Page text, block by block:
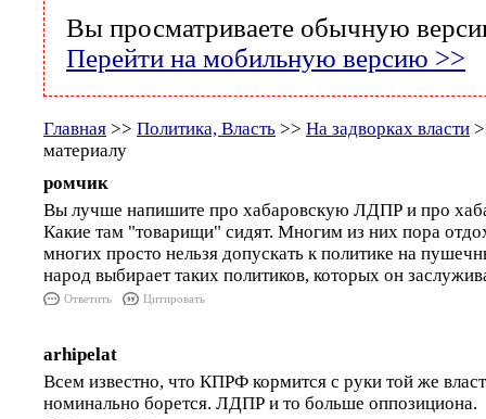
Вы просматриваете обычную
Перейти на мобильную версию >>
Главная >> Политика, Власть >> На задворках власти
материалу
ромчик
Вы лучше напишите про хабаровскую ЛДПР и про
Какие там "товарищи" сидят. Многим из них пора
многих просто нельзя допускать к политике на
народ выбирает таких политиков, которых он
Ответить Цитировать
arhipelat
Всем известно, что КПРФ кормится с руки той же
номинально борется. ЛДПР и то больше оппозициона.